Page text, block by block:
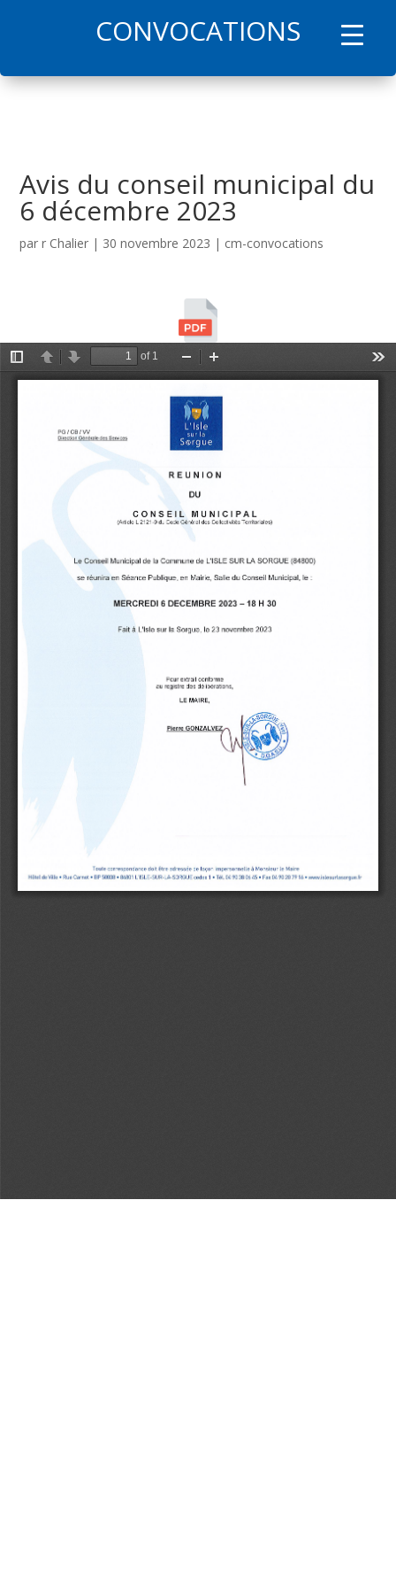
CONVOCATIONS
Avis du conseil municipal du
6 décembre 2023
parr Chalier | 30 novembre 2023 | cm-convocations